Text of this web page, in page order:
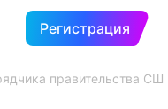
Регистрация
правительства